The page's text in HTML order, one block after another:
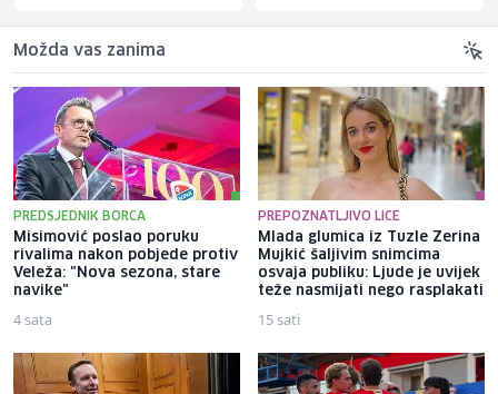
Možda vas zanima
PREDSJEDNIK BORCA
Misimović poslao poruku
rivalima nakon pobjede protiv
Veleža: "Nova sezona, stare
navike"
4 sata
PREPOZNATLJIVO LICE
Mlada glumica iz Tuzle Zerina
Mujkić šaljivim snimcima
osvaja publiku: Ljude je uvijek
teže nasmijati nego rasplakati
15 sati